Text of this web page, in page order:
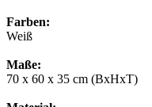
Farben:
Weiß
Maße:
70 x 60 x 35 cm (BxHxT)